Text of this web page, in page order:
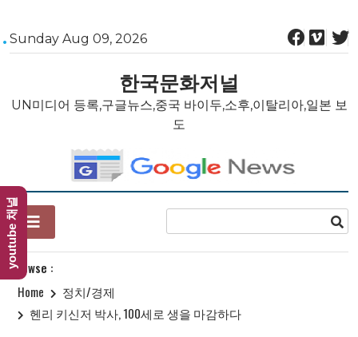
Skip
to
Sunday Aug 09, 2026
한국문화저널
UN미디어 등록,구글뉴스,중국 바이두,소후,이탈리아,일본 보
도
Browse :
Home
정치/경제
헨리 키신저 박사, 100세로 생을 마감하다
youtube 채널